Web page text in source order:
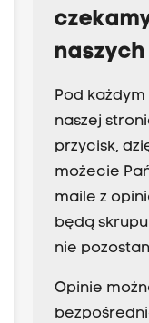
naszych
Pod
naszej
przycisk,
możecie
maile z
będą
nie
Opinie